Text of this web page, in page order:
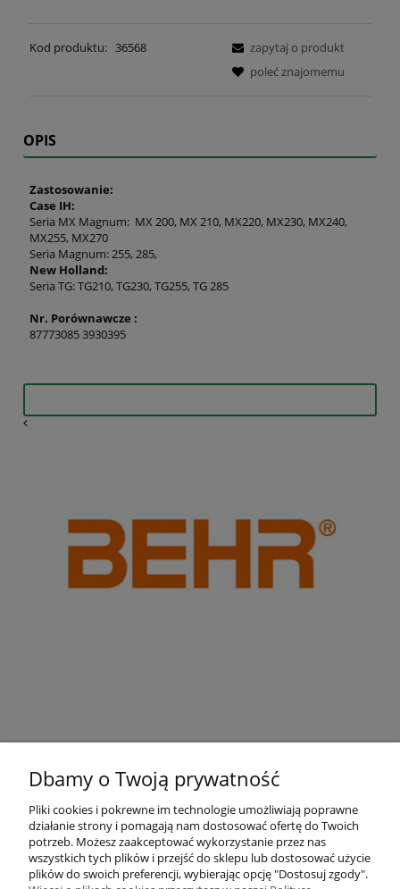
Kod produktu: 36568
zapytaj o produkt
poleć znajomemu
OPIS
Zastosowanie:
Case IH:
Seria MX Magnum: MX 200, MX 210, MX220, MX230, MX240,
MX255, MX270
Seria Magnum: 255, 285,
New Holland:
Seria TG: TG210, TG230, TG255, TG 285
Nr. Porównawcze :
87773085 3930395
Pomoc
Dbamy o Twoją prywatność
Pliki cookies i pokrewne im technologie umożliwiają poprawne
działanie strony i pomagają nam dostosować ofertę do Twoich
potrzeb. Możesz zaakceptować wykorzystanie przez nas
wszystkich tych plików i przejść do sklepu lub dostosować użycie
plików do swoich preferencji, wybierając opcję "Dostosuj zgody".